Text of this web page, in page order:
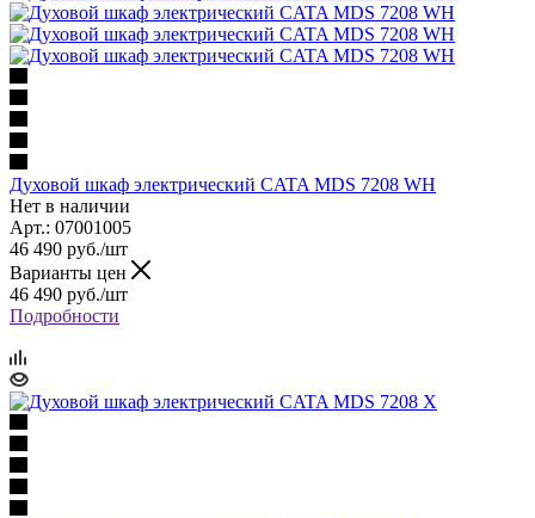
Духовой шкаф электрический CATA MDS 7208 WH
Нет в наличии
Арт.: 07001005
46 490 руб./шт
Варианты цен
46 490 руб./шт
Подробности